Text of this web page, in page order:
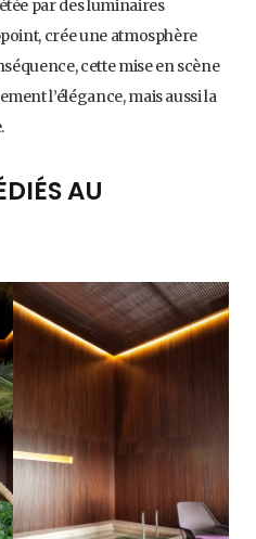
par des luminaires
crée une atmosphère
cette mise en scène
l’élégance, mais aussi la
AU